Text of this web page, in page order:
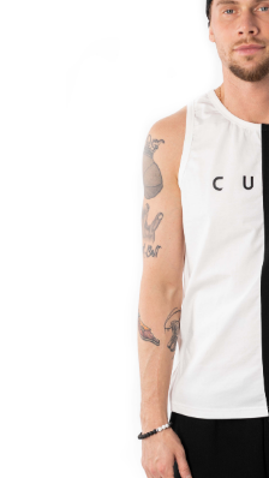
МАЙКА МУЖСКАЯ
CONTRAST
1
РАЗМЕР
44(S)
46(M)